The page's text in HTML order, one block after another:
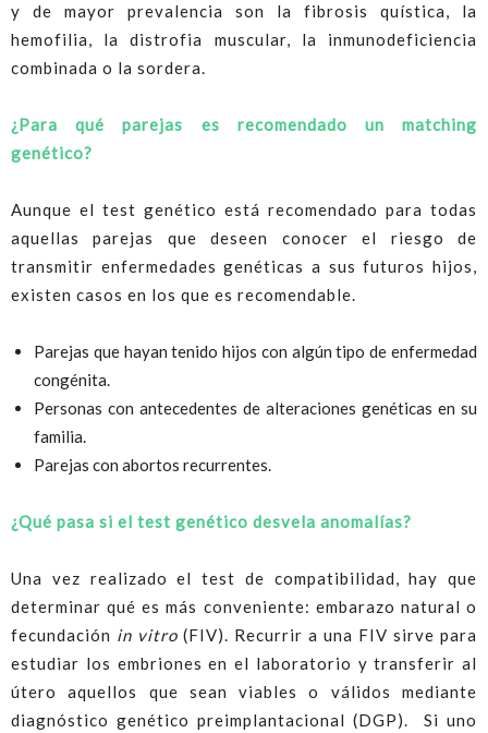
y de mayor prevalencia son la fibrosis quística, la
hemofilia, la distrofia muscular, la inmunodeficiencia
combinada o la sordera.
¿Para qué parejas es recomendado un matching
genético?
Aunque el test genético está recomendado para todas
aquellas parejas que deseen conocer el riesgo de
transmitir enfermedades genéticas a sus futuros hijos,
existen casos en los que es recomendable.
Parejas que hayan tenido hijos con algún tipo de enfermedad
congénita.
Personas con antecedentes de alteraciones genéticas en su
familia.
Parejas con abortos recurrentes.
¿Qué pasa si el test genético desvela anomalías?
Una vez realizado el test de compatibilidad, hay que
determinar qué es más conveniente: embarazo natural o
fecundación in vitro (FIV). Recurrir a una FIV sirve para
estudiar los embriones en el laboratorio y transferir al
útero aquellos que sean viables o válidos mediante
diagnóstico genético preimplantacional (DGP). Si uno